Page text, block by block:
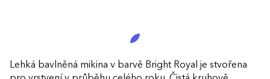
Lehká bavlněná mikina v barvě Bright Royal je stvořena